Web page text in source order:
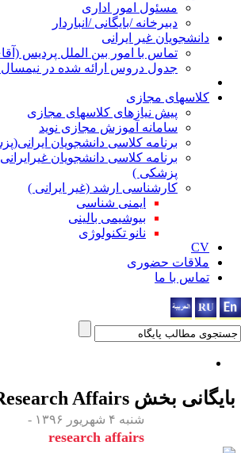
مسئول امور اداری
دبیرخانه /بایگانی /انباردار
غیر ایرانی
تماس با امور بین الملل پردیس (آقای دکتر
جدول دروس ارائه شده در نیمسال اول 1401-1400
مجازی
پیش نیازهای کلاسهای مجازی
سامانه آموزش مجازی نوید
برنامه کلاسی دانشجویان ایرانی(پزشکی -
برنامه کلاسی دانشجویان غیرایرانی
پزشکی )
کارشناسی ارشد (غیر ایرانی )
ایمنی شناسی
بیوشیمی بالینی
نانو تکنولوژی
حضوری
با ما
بخشResearch Affairs
research affairs